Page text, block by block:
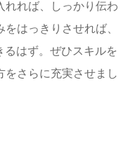
れれば、しっかり伝わ
はっきりさせれば、
はず。ぜひスキルを
をさらに充実させまし